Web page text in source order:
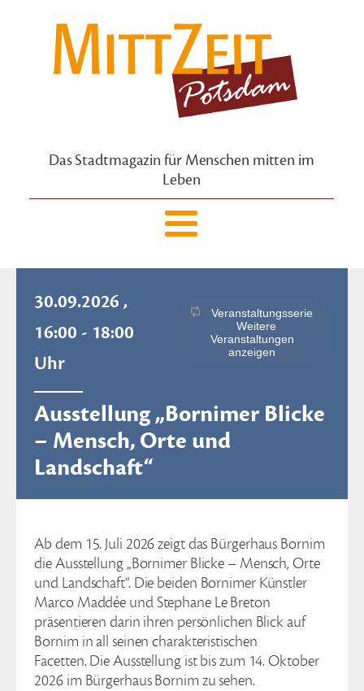
Das Stadtmagazin für Menschen mitten im
Leben
30.09.2026 ,
16:00 - 18:00
Uhr
Veranstaltungsserie
Weitere
Veranstaltungen
anzeigen
Ausstellung „Bornimer Blicke
– Mensch, Orte und
Landschaft“
Ab dem 15. Juli 2026 zeigt das Bürgerhaus Bornim
die Ausstellung „Bornimer Blicke – Mensch, Orte
und Landschaft“. Die beiden Bornimer Künstler
Marco Maddée und Stephane Le Breton
präsentieren darin ihren persönlichen Blick auf
Bornim in all seinen charakteristischen
Facetten. Die Ausstellung ist bis zum 14. Oktober
2026 im Bürgerhaus Bornim zu sehen.